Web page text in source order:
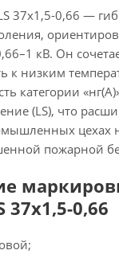
37х1,5-0,66 —
кВ. Он
к низким
категории
(LS), что
цехах
пожарной
37х1,5-0,66